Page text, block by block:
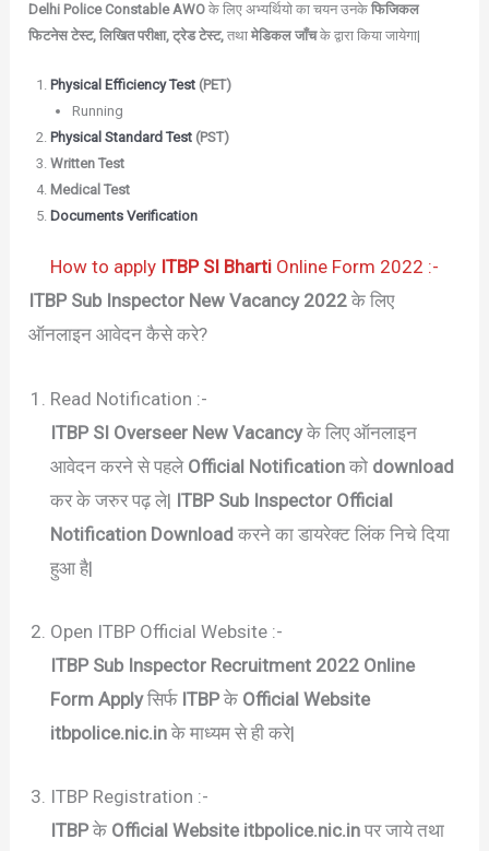
Delhi Police Constable AWO के लिए अभ्यर्थियो का चयन उनकेफिजिकल
फिटनेस टेस्ट, लिखित परीक्षा, ट्रेड टेस्ट,तथामेडिकल जाँचके द्वारा किया जायेगा|
Physical Efficiency Test (PET)
Running
Physical Standard Test (PST)
Written Test
Medical Test
Documents Verification
How to apply ITBP SI Bharti Online Form 2022 :-
ITBP Sub Inspector New Vacancy 2022 के लिए
ऑनलाइन आवेदन कैसे करे?
Read Notification :-
ITBP SI Overseer New Vacancyके लिए ऑनलाइन
आवेदन करने से पहलेOfficial Notification को download
कर के जरुर पढ़ ले| ITBP Sub Inspector Official
Notification Download करने का डायरेक्ट लिंक निचे दिया
हुआ है|
Open ITBP Official Website :-
ITBP Sub Inspector Recruitment 2022 Online
Form Applyसिर्फ ITBPके Official Website
itbpolice.nic.in के माध्यम से ही करे|
ITBP Registration :-
ITBPके Official Website itbpolice.nic.in पर जाये तथा